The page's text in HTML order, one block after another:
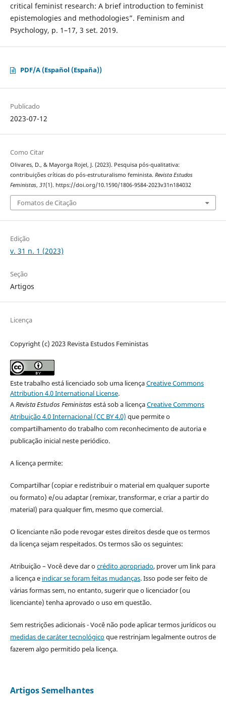
critical feminist research: A brief introduction to feminist
epistemologies and methodologies”. Feminism and
Psychology, p. 1–17, 3 set. 2019.
PDF/A (Español (España))
Publicado
2023-07-12
Como Citar
Olivares, D., & Mayorga Rojel, J. (2023). Pesquisa pós-qualitativa:
contribuições críticas do pós-estruturalismo feminista. Revista Estudos
Feministas, 31(1). https://doi.org/10.1590/1806-9584-2023v31n184032
Fomatos de Citação
Edição
v. 31 n. 1 (2023)
Seção
Artigos
Licença
Copyright (c) 2023 Revista Estudos Feministas
Este trabalho está licenciado sob uma licençaCreative Commons
Attribution 4.0 International License.
ARevista Estudos Feministasestá sob a licençaCreative Commons
Atribuição 4.0 Internacional (CC BY 4.0) que permite o
compartilhamento do trabalho com reconhecimento de autoria e
publicação inicial neste periódico.
A licença permite:
Compartilhar (copiar e redistribuir o material em qualquer suporte
ou formato) e/ou adaptar (remixar, transformar, e criar a partir do
material) para qualquer fim, mesmo que comercial.
O licenciante não pode revogar estes direitos desde que os termos
da licença sejam respeitados. Os termos são os seguintes:
Atribuição – Você deve dar ocrédito apropriado, prover um link para
a licença e indicar se foram feitas mudanças. Isso pode ser feito de
várias formas sem, no entanto, sugerir que o licenciador (ou
licenciante) tenha aprovado o uso em questão.
Sem restrições adicionais - Você não pode aplicar termos jurídicos ou
medidas de caráter tecnológicoque restrinjam legalmente outros de
fazerem algo permitido pela licença.
Artigos Semelhantes